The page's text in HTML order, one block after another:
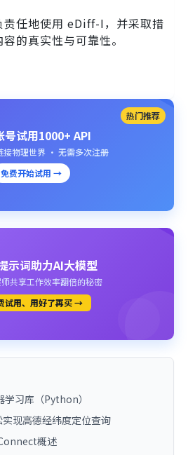
责任地使用 eDiff-I，并采取措
的真实性与可靠性。
热门推荐
号试用1000+ API
接物理世界 · 无需多次注册
免费开始试用 →
示词助力AI大模型
共享工作效率翻倍的秘密
试用、用好了再买 →
习库（Python）
现高德经纬度定位查询
概述